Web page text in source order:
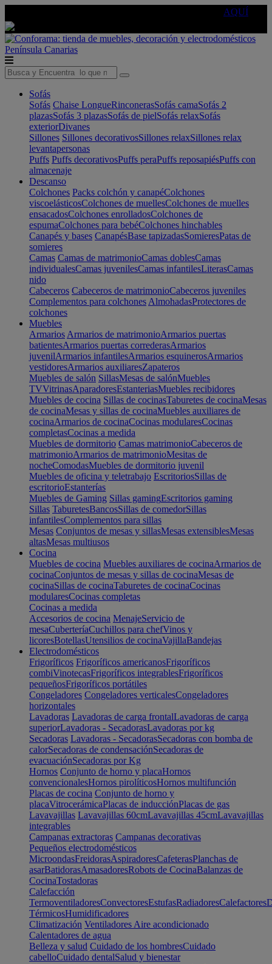
AQUÍ
Península Canarias
Sofás
Sofás Chaise LongueRinconerasSofás camaSofás 2
plazasSofás 3 plazasSofás de pielSofás relaxSofás
exteriorDivanes
Sillones Sillones decorativosSillones relaxSillones relax
levantapersonas
Puffs Puffs decorativosPuffs peraPuffs reposapiésPuffs con
almacenaje
Descanso
Colchones Packs colchón y canapéColchones
viscoelásticosColchones de muellesColchones de muelles
ensacadosColchones enrolladosColchones de
espumaColchones para bebéColchones hinchables
Canapés y bases CanapésBase tapizadasSomieresPatas de
somieres
Camas Camas de matrimonioCamas doblesCamas
individualesCamas juvenilesCamas infantilesLiterasCamas
nido
Cabeceros Cabeceros de matrimonioCabeceros juveniles
Complementos para colchones AlmohadasProtectores de
colchones
Muebles
Armarios Armarios de matrimonioArmarios puertas
batientesArmarios puertas correderasArmarios
juvenilArmarios infantilesArmarios esquinerosArmarios
vestidoresArmarios auxiliaresZapateros
Muebles de salón SillasMesas de salónMuebles
TVVitrinasAparadoresEstanteriasMuebles recibidores
Muebles de cocina Sillas de cocinasTaburetes de cocinaMesas
de cocinaMesas y sillas de cocinaMuebles auxiliares de
cocinaArmarios de cocinaCocinas modularesCocinas
completasCocinas a medida
Muebles de dormitorio Camas matrimonioCabeceros de
matrimonioArmarios de matrimonioMesitas de
nocheComodasMuebles de dormitorio juvenil
Muebles de oficina y teletrabajo EscritoriosSillas de
escritorioEstanterías
Muebles de Gaming Sillas gamingEscritorios gaming
Sillas TaburetesBancosSillas de comedorSillas
infantilesComplementos para sillas
Mesas Conjuntos de mesas y sillasMesas extensiblesMesas
altasMesas multiusos
Cocina
Muebles de cocina Muebles auxiliares de cocinaArmarios de
cocinaConjuntos de mesas y sillas de cocinaMesas de
cocinaSillas de cocinaTaburetes de cocinaCocinas
modularesCocinas completas
Cocinas a medida
Accesorios de cocina MenajeServicio de
mesaCuberteríaCuchillos para chefVinos y
licoresBotellasUtensilios de cocinaVajillaBandejas
Electrodomésticos
Frigoríficos Frigoríficos americanosFrigoríficos
combiVinotecasFrigoríficos integrablesFrigoríficos
pequeñosFrigoríficos portátiles
Congeladores Congeladores verticalesCongeladores
horizontales
Lavadoras Lavadoras de carga frontalLavadoras de carga
superiorLavadoras - SecadorasLavadoras por kg
Secadoras Lavadoras - SecadorasSecadoras con bomba de
calorSecadoras de condensaciónSecadoras de
evacuaciónSecadoras por Kg
Hornos Conjunto de horno y placaHornos
convencionalesHornos pirolíticosHornos multifunción
Placas de cocina Conjunto de horno y
placaVitrocerámicaPlacas de inducciónPlacas de gas
Lavavajillas Lavavajillas 60cmLavavajillas 45cmLavavajillas
integrables
Campanas extractoras Campanas decorativas
Pequeños electrodomésticos
MicroondasFreidorasAspiradoresCafeterasPlanchas de
asarBatidorasAmasadoresRobots de CocinaBalanzas de
CocinaTostadoras
Calefacción
TermoventiladoresConvectoresEstufasRadiadoresCalefactores
TérmicosHumidificadores
Climatización Ventiladores Aire acondicionado
Calentadores de agua
Belleza y salud Cuidado de los hombresCuidado
cabelloCuidado dentalSalud y bienestar